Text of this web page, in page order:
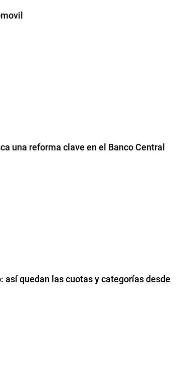
una reforma clave en el Banco Central
quedan las cuotas y categorías desde